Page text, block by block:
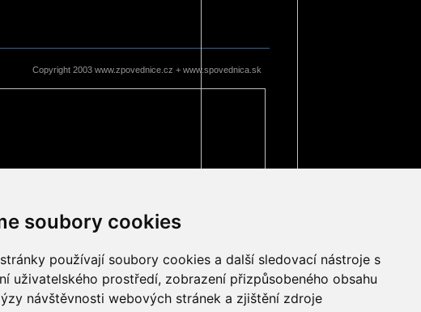
soubory cookies
používají soubory cookies a další sledovací nástroje s
uživatelského prostředí, zobrazení přizpůsobeného obsahu
návštěvnosti webových stránek a zjištění zdroje
Copyright 2003 www.zpovednice.cz + www.spovednica.sk